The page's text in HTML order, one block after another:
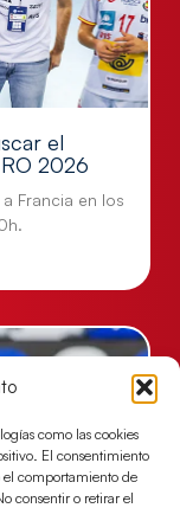
como las cookies
El consentimiento
el comportamiento de
consentir o retirar el
el
2026
Francia en los